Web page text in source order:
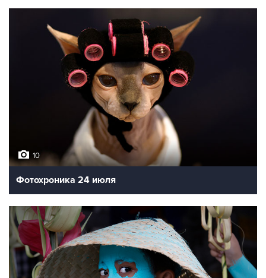
10
Фотохроника 24 июля